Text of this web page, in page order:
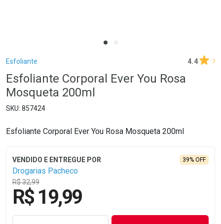
Breadcrumb
Esfoliante 4.4 7
Esfoliante Corporal Ever You Rosa
Mosqueta 200ml
857424
Esfoliante Corporal Ever You Rosa Mosqueta 200ml
Drogarias Pacheco
R$ 32,99
39% OFF
R$ 19,99